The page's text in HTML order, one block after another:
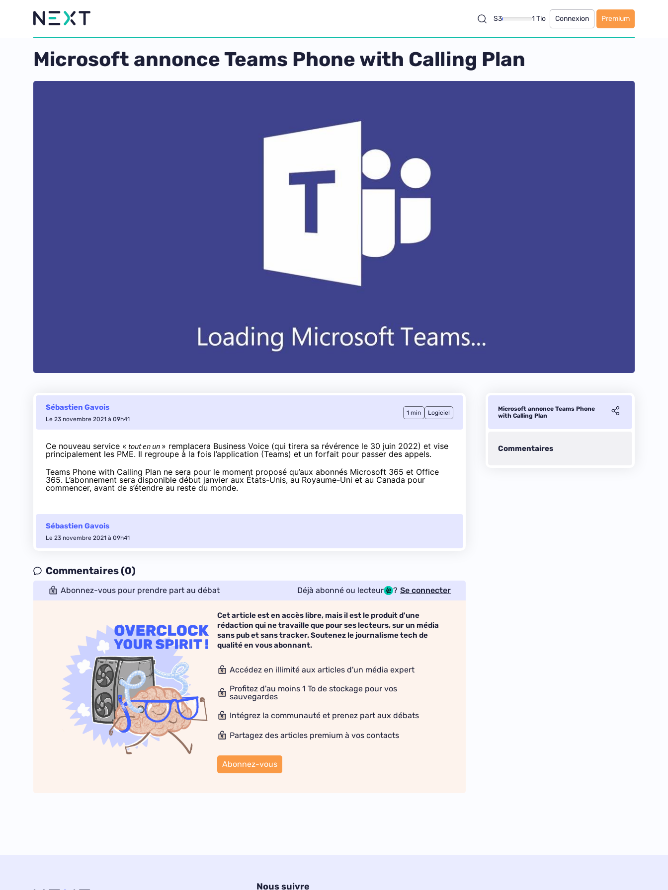
S3 1 Tio Connexion Premium
Microsoft annonce Teams Phone with Calling Plan
Sébastien Gavois
Le 23 novembre 2021 à 09h41
1 min Logiciel
Ce nouveau service « tout en un » remplacera Business Voice (qui tirera sa révérence le 30 juin 2022) et vise
principalement les PME. Il regroupe à la fois l’application (Teams) et un forfait pour passer des appels.
Teams Phone with Calling Plan ne sera pour le moment proposé qu’aux abonnés Microsoft 365 et Office
365. L’abonnement sera disponible début janvier aux États-Unis, au Royaume-Uni et au Canada pour
commencer, avant de s’étendre au reste du monde.
Sébastien Gavois
Le 23 novembre 2021 à 09h41
Commentaires (0)
Abonnez-vous pour prendre part au débat Déjà abonné ou lecteur ? Se connecter
Cet article est en accès libre, mais il est le produit d'une
rédaction qui ne travaille que pour ses lecteurs, sur un média
sans pub et sans tracker. Soutenez le journalisme tech de
qualité en vous abonnant.
Accédez en illimité aux articles d'un média expert
Profitez d'au moins 1 To de stockage pour vos
sauvegardes
Intégrez la communauté et prenez part aux débats
Partagez des articles premium à vos contacts
Abonnez-vous
Microsoft annonce Teams Phone
with Calling Plan
Commentaires
Nous suivre